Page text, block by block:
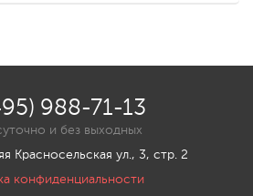
988-71-13
и без выходных
Красносельская ул., 3, стр. 2
конфиденциальности